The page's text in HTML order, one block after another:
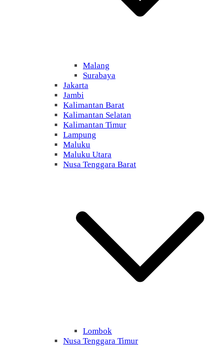
Malang
Surabaya
Jakarta
Jambi
Kalimantan Barat
Kalimantan Selatan
Kalimantan Timur
Lampung
Maluku
Maluku Utara
Nusa Tenggara Barat
Lombok
Nusa Tenggara Timur